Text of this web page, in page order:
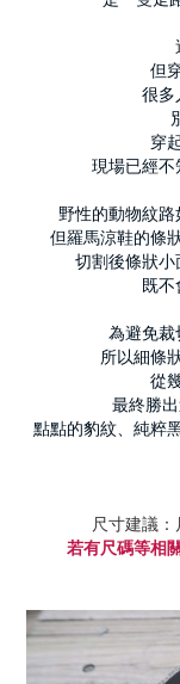
但
很多
穿
現場已經不
野性的動物紋
但羅馬涼鞋的條
切割後條狀
既
為避免裁
所以細條
從
最終勝
點點的豹紋、純粹
尺寸建議
若有尺碼等相